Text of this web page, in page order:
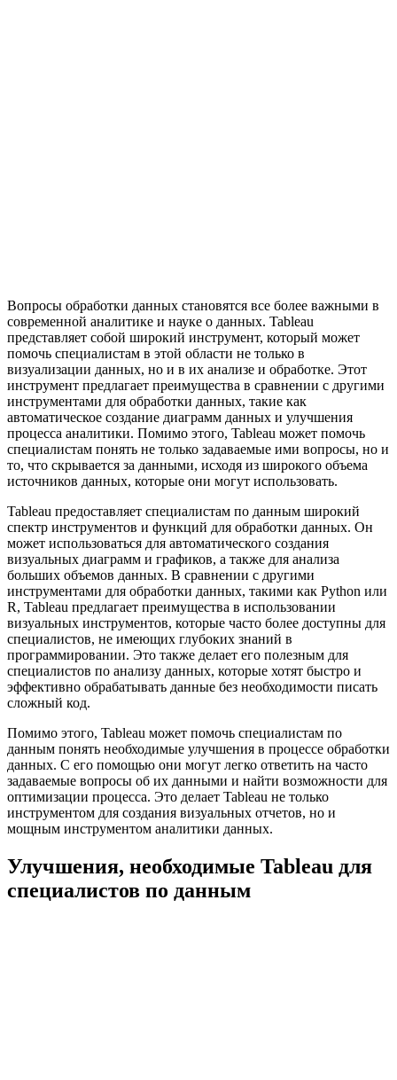
Вопросы обработки данных становятся все более важными в
современной аналитике и науке о данных. Tableau
представляет собой широкий инструмент, который может
помочь специалистам в этой области не только в
визуализации данных, но и в их анализе и обработке. Этот
инструмент предлагает преимущества в сравнении с другими
инструментами для обработки данных, такие как
автоматическое создание диаграмм данных и улучшения
процесса аналитики. Помимо этого, Tableau может помочь
специалистам понять не только задаваемые ими вопросы, но и
то, что скрывается за данными, исходя из широкого объема
источников данных, которые они могут использовать.
Tableau предоставляет специалистам по данным широкий
спектр инструментов и функций для обработки данных. Он
может использоваться для автоматического создания
визуальных диаграмм и графиков, а также для анализа
больших объемов данных. В сравнении с другими
инструментами для обработки данных, такими как Python или
R, Tableau предлагает преимущества в использовании
визуальных инструментов, которые часто более доступны для
специалистов, не имеющих глубоких знаний в
программировании. Это также делает его полезным для
специалистов по анализу данных, которые хотят быстро и
эффективно обрабатывать данные без необходимости писать
сложный код.
Помимо этого, Tableau может помочь специалистам по
данным понять необходимые улучшения в процессе обработки
данных. С его помощью они могут легко ответить на часто
задаваемые вопросы об их данными и найти возможности для
оптимизации процесса. Это делает Tableau не только
инструментом для создания визуальных отчетов, но и
мощным инструментом аналитики данных.
Улучшения, необходимые Tableau для
специалистов по данным